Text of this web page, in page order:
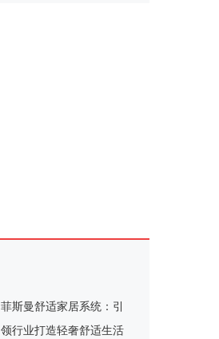
菲斯曼舒适家居系统：引
领行业打造轻奢舒适生活